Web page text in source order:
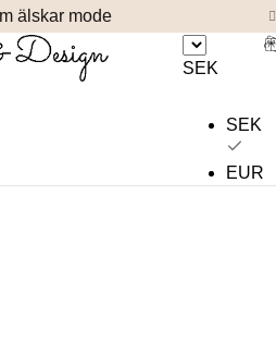
älskar mode
SEK
SEK
EUR